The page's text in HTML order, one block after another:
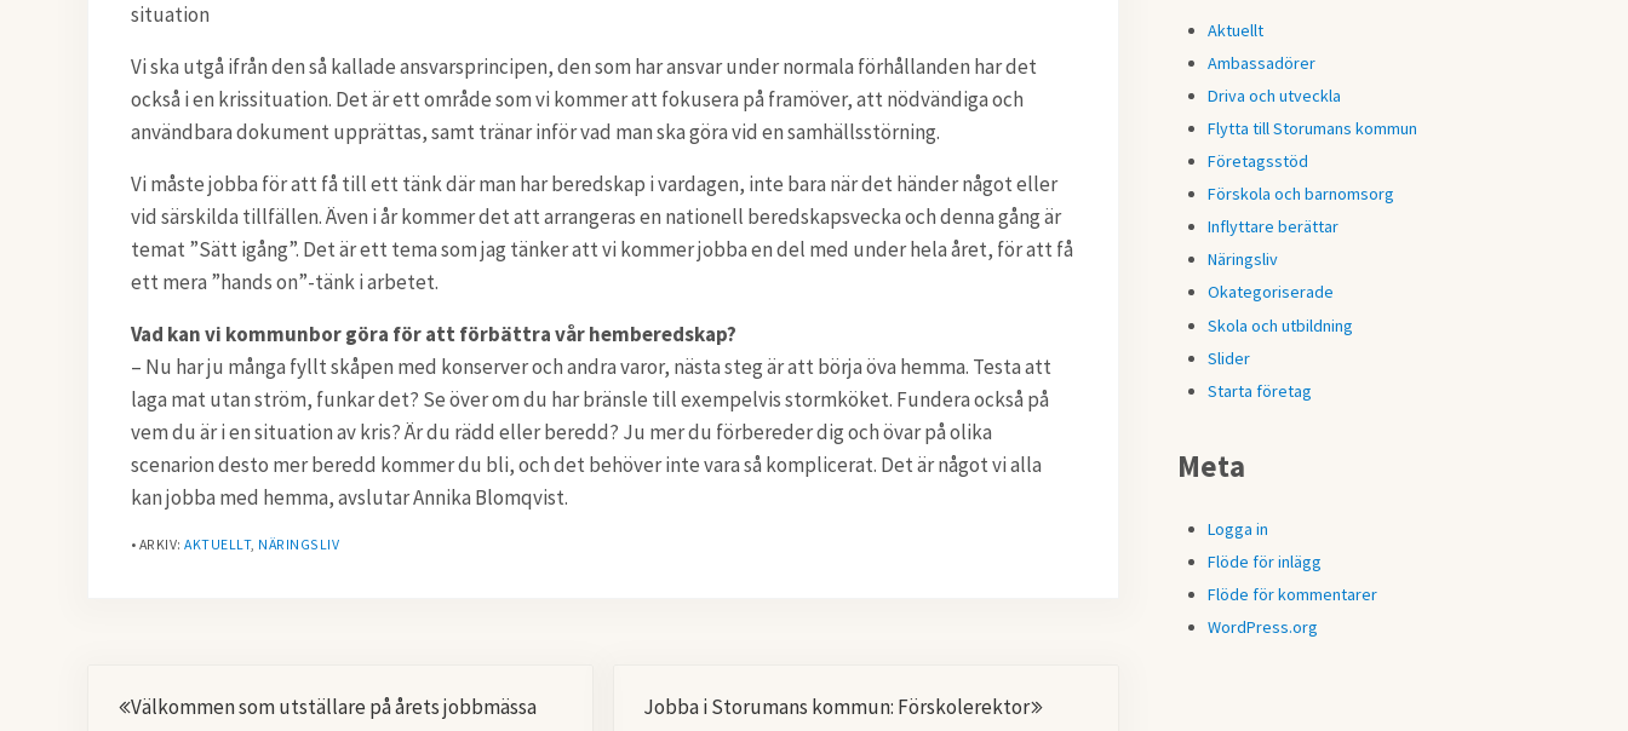
situation
Vi ska utgå ifrån den så kallade ansvarsprincipen, den som har ansvar under normala förhållanden har det
också i en krissituation. Det är ett område som vi kommer att fokusera på framöver, att nödvändiga och
användbara dokument upprättas, samt tränar inför vad man ska göra vid en samhällsstörning.
Vi måste jobba för att få till ett tänk där man har beredskap i vardagen, inte bara när det händer något eller
vid särskilda tillfällen. Även i år kommer det att arrangeras en nationell beredskapsvecka och denna gång är
temat ”Sätt igång”. Det är ett tema som jag tänker att vi kommer jobba en del med under hela året, för att få
ett mera ”hands on”-tänk i arbetet.
Vad kan vi kommunbor göra för att förbättra vår hemberedskap?
– Nu har ju många fyllt skåpen med konserver och andra varor, nästa steg är att börja öva hemma. Testa att
laga mat utan ström, funkar det? Se över om du har bränsle till exempelvis stormköket. Fundera också på
vem du är i en situation av kris? Är du rädd eller beredd? Ju mer du förbereder dig och övar på olika
scenarion desto mer beredd kommer du bli, och det behöver inte vara så komplicerat. Det är något vi alla
kan jobba med hemma, avslutar Annika Blomqvist.
• ARKIV:AKTUELLT, NÄRINGSLIV
Välkommen som utställare på årets jobbmässa
Jobba i Storumans kommun: Förskolerektor
Aktuellt
Ambassadörer
Driva och utveckla
Flytta till Storumans kommun
Företagsstöd
Förskola och barnomsorg
Inflyttare berättar
Näringsliv
Okategoriserade
Skola och utbildning
Slider
Starta företag
Meta
Logga in
Flöde för inlägg
Flöde för kommentarer
WordPress.org